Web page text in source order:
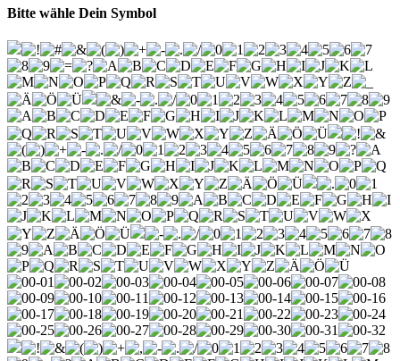
Bitte wähle Dein Symbol